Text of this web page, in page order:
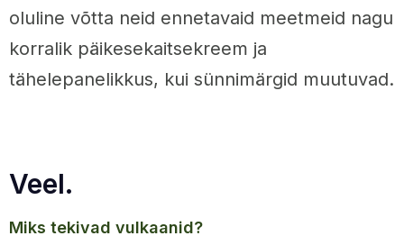
oluline võtta neid ennetavaid meetmeid nagu
korralik päikesekaitsekreem ja
tähelepanelikkus, kui sünnimärgid muutuvad.
Veel.
miks tekivad vulkaanid?